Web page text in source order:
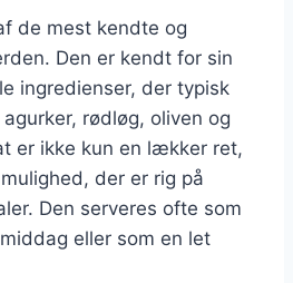
de mest kendte og
Den er kendt for sin
ingredienser, der typisk
rødløg, oliven og
er ikke kun en lækker ret,
der er rig på
Den serveres ofte som
eller som en let